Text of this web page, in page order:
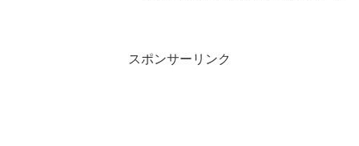
スポンサーリンク